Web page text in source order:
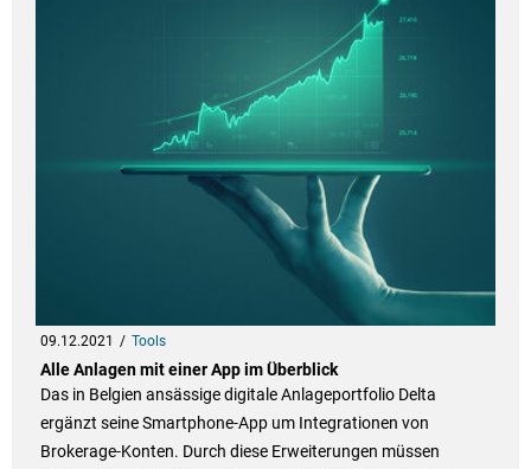
09.12.2021 Tools
Alle Anlagen mit einer App im Überblick
Das in Belgien ansässige digitale Anlageportfolio Delta
ergänzt seine Smartphone-App um Integrationen von
Brokerage-Konten. Durch diese Erweiterungen müssen